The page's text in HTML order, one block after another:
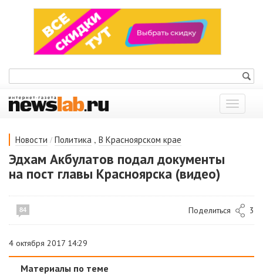
Показать
меню
Новости / Политика , В Красноярском крае
Эдхам Акбулатов подал документы
на пост главы Красноярска (видео)
84 Поделиться 3
4 октября 2017 14:29
Материалы по теме